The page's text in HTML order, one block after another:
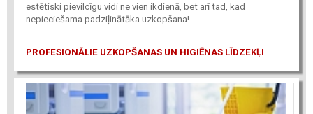
estētiski pievilcīgu vidi ne vien ikdienā, bet arī tad, kad
nepieciešama padziļinātāka uzkopšana!
PROFESIONĀLIE UZKOPŠANAS UN HIGIĒNAS LĪDZEKĻI